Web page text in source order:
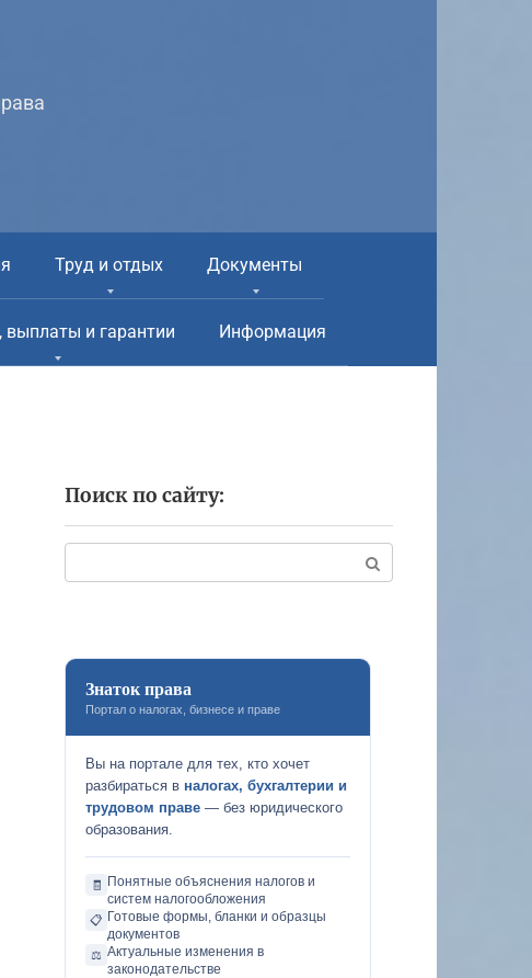
Труд и отдых Документы
выплаты и гарантии Информация
Поиск по сайту:
Знаток права
Портал о налогах, бизнесе и праве
Вы на портале для тех, кто хочет
разбираться в налогах, бухгалтерии и
трудовом праве — без юридического
образования.
🧾
Понятные объяснения налогов и
систем налогообложения
📋 Готовые формы, бланки и образцы
документов
⚖️ Актуальные изменения в
законодательстве